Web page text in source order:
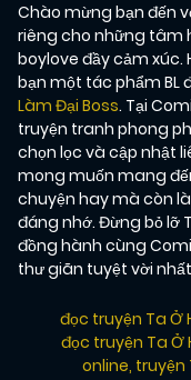
Chào mừng bạn đến
riêng cho những tâm
boylove đầy cảm xúc.
bạn một tác phẩm BL
Làm Đại Boss. Tại
truyện tranh phong
chọn lọc và cập nhật
mong muốn mang
chuyện hay mà còn
đáng nhớ. Đừng bỏ lỡ
đồng hành cùng
thư giãn tuyệt vời
đọc truyện Ta Ở
đọc truyện Ta Ở
online, truyện